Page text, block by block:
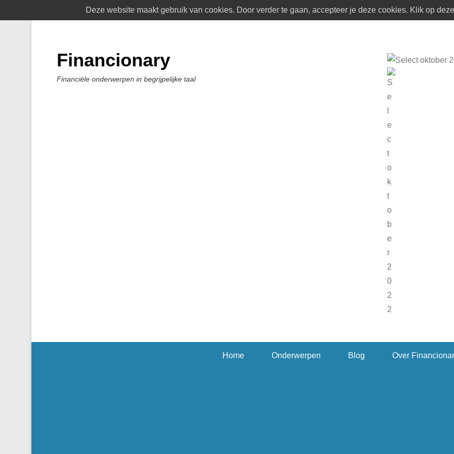
Financionary
Financiële onderwerpen in begrijpelijke taal
Home Onderwerpen Blog Over
Deze website maakt gebruik van cookies. Door verder te gaan, accepteer je deze cookies. Klik op